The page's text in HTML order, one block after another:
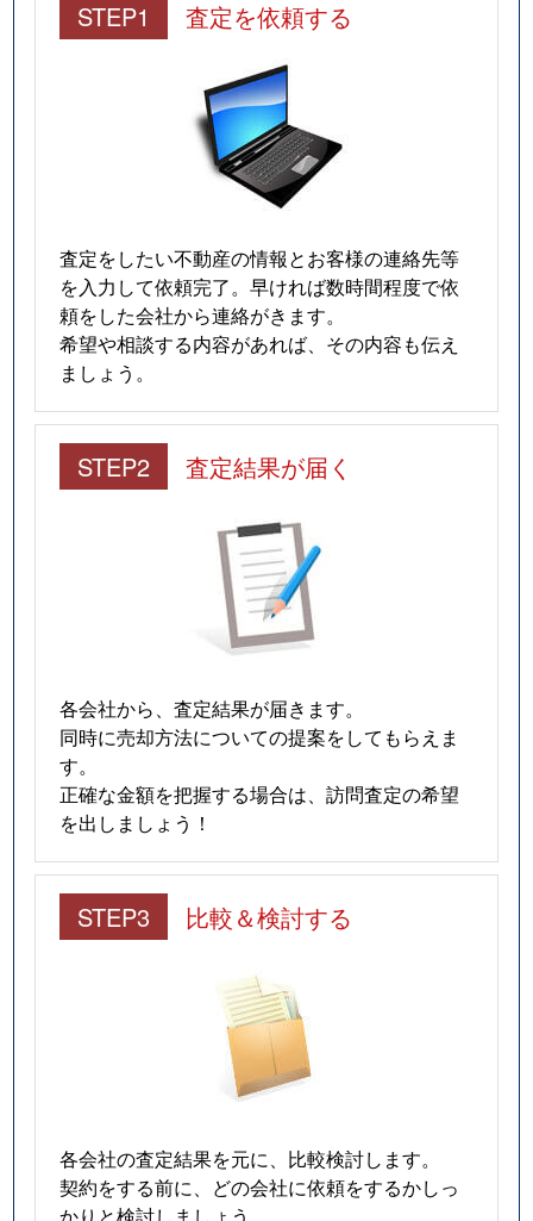
STEP1 査定を依頼する
査定をしたい不動産の情報とお客様の連絡先等
を入力して依頼完了。早ければ数時間程度で依
頼をした会社から連絡がきます。
希望や相談する内容があれば、その内容も伝え
ましょう。
STEP2 査定結果が届く
各会社から、査定結果が届きます。
同時に売却方法についての提案をしてもらえま
す。
正確な金額を把握する場合は、訪問査定の希望
を出しましょう！
STEP3 比較＆検討する
各会社の査定結果を元に、比較検討します。
契約をする前に、どの会社に依頼をするかしっ
かりと検討しましょう。